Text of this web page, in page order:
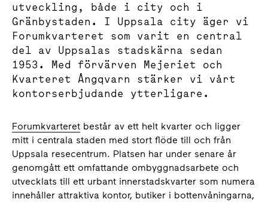
utveckling, både i city och i
Gränbystaden. I Uppsala city äger vi
Forumkvarteret som varit en central
del av Uppsalas stadskärna sedan
1953. Med förvärven Mejeriet och
Kvarteret Ångqvarn stärker vi vårt
kontorserbjudande ytterligare.
Forumkvarteret består av ett helt kvarter och ligger
mitt i centrala staden med stort flöde till och från
Uppsala resecentrum. Platsen har under senare år
genomgått ett omfattande ombyggnadsarbete och
utvecklats till ett urbant innerstadskvarter som numera
innehåller attraktiva kontor, butiker i bottenvåningarna,